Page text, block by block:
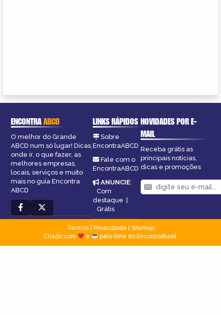
ENCONTRAABCD
O melhor do Grande
ABCD num só lugar! Dicas,
onde ir, o que fazer, as
melhores empresas,
locais, serviços e muito
mais no guia Encontra
ABCD
LINKS RÁPIDOS
Sobre
EncontraABCD
Fale com o
EncontraABCD
ANUNCIE:
Com
destaque
Grátis
NOVIDADES POR E-
MAIL
Receba grátis as
principais notícias,
dicas e promoções
Termos| Privacidade
Sitemap
Criado com
e pelo time do EncontraBrasil